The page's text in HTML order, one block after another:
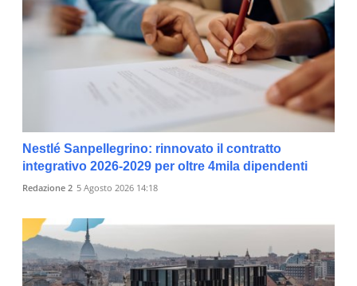
Nestlé Sanpellegrino: rinnovato il contratto
integrativo 2026-2029 per oltre 4mila dipendenti
Redazione 2 5 Agosto 2026 14:18